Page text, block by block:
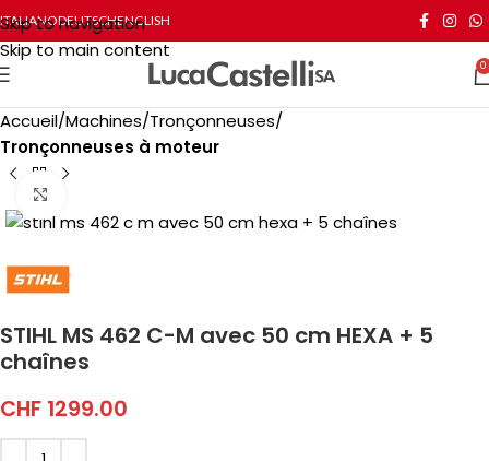
Skip to navigation
Skip to main content
ITALIANODEUTSCHENGLISH
0
Accueil Machines Tronçonneuses
Tronçonneuses à moteur
STIHL MS 462 C-M avec 50 cm HEXA + 5
chaînes
CHF 1299.00